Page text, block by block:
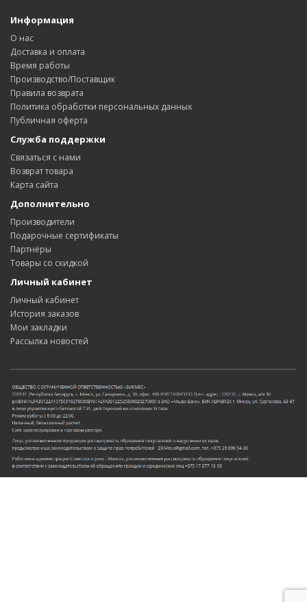
Информация
О нас
Доставка и оплата
Время работы
Производство/Поставщик
Правила возврата
Политика обработки персональных данных
Публичная оферта
Служба поддержки
Связаться с нами
Возврат товара
Карта сайта
Дополнительно
Производители
Подарочные сертификаты
Партнёры
Товары со скидкой
Личный кабинет
Личный кабинет
История заказов
Мои закладки
Рассылка новостей